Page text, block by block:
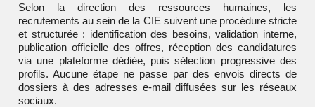
Selon la direction des ressources humaines, les
recrutements au sein de la CIE suivent une procédure stricte
et structurée : identification des besoins, validation interne,
publication officielle des offres, réception des candidatures
via une plateforme dédiée, puis sélection progressive des
profils. Aucune étape ne passe par des envois directs de
dossiers à des adresses e-mail diffusées sur les réseaux
sociaux.